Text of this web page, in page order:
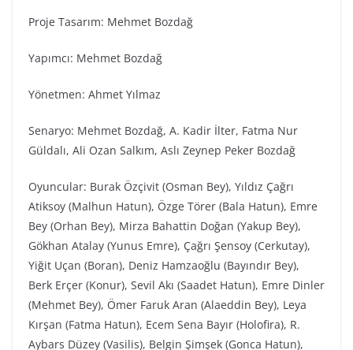
Proje Tasarım: Mehmet Bozdağ
Yapımcı: Mehmet Bozdağ
Yönetmen: Ahmet Yılmaz
Senaryo: Mehmet Bozdağ, A. Kadir İlter, Fatma Nur
Güldalı, Ali Ozan Salkım, Aslı Zeynep Peker Bozdağ
Oyuncular: Burak Özçivit (Osman Bey), Yıldız Çağrı
Atiksoy (Malhun Hatun), Özge Törer (Bala Hatun), Emre
Bey (Orhan Bey), Mirza Bahattin Doğan (Yakup Bey),
Gökhan Atalay (Yunus Emre), Çağrı Şensoy (Cerkutay),
Yiğit Uçan (Boran), Deniz Hamzaoğlu (Bayındır Bey),
Berk Erçer (Konur), Sevil Akı (Saadet Hatun), Emre Dinler
(Mehmet Bey), Ömer Faruk Aran (Alaeddin Bey), Leya
Kırşan (Fatma Hatun), Ecem Sena Bayır (Holofira), R.
Aybars Düzey (Vasilis), Belgin Şimşek (Gonca Hatun),